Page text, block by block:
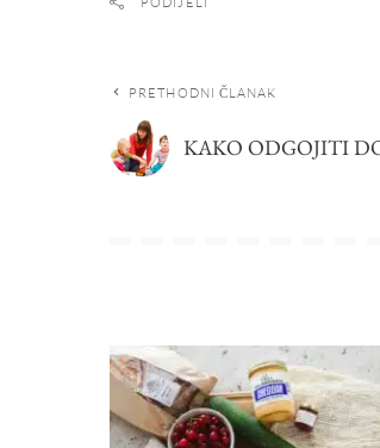
PRETHODNI ČLANAK
KAKO ODGOJITI